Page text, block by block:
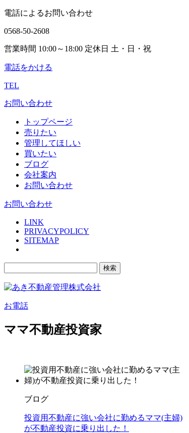
電話によるお問い合わせ
0568-50-2608
営業時間 10:00～18:00 定休日 土・日・祝
電話をかける
TEL
お問い合わせ
トップページ
売りたい
管理してほしい
買いたい
ブログ
会社案内
お問い合わせ
お問い合わせ
LINK
PRIVACYPOLICY
SITEMAP
お電話
ママ不動産投資家
ブログ
投資用不動産に強い会社に勤めるママ(主婦)
が不動産投資に乗り出した！